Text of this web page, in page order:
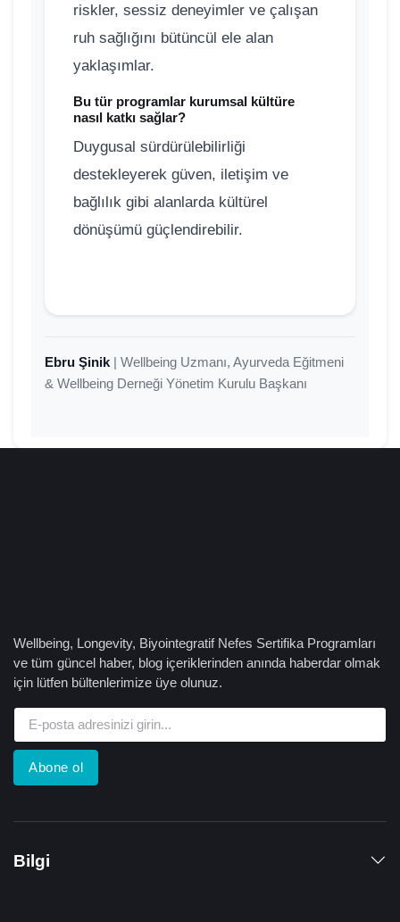
riskler, sessiz deneyimler ve çalışan
ruh sağlığını bütüncül ele alan
yaklaşımlar.
Bu tür programlar kurumsal kültüre
nasıl katkı sağlar?
Duygusal sürdürülebilirliği
destekleyerek güven, iletişim ve
bağlılık gibi alanlarda kültürel
dönüşümü güçlendirebilir.
Ebru Şinik | Wellbeing Uzmanı, Ayurveda Eğitmeni
& Wellbeing Derneği Yönetim Kurulu Başkanı
Wellbeing, Longevity, Biyointegratif Nefes Sertifika Programları
ve tüm güncel haber, blog içeriklerinden anında haberdar olmak
için lütfen bültenlerimize üye olunuz.
Abone ol
Bilgi